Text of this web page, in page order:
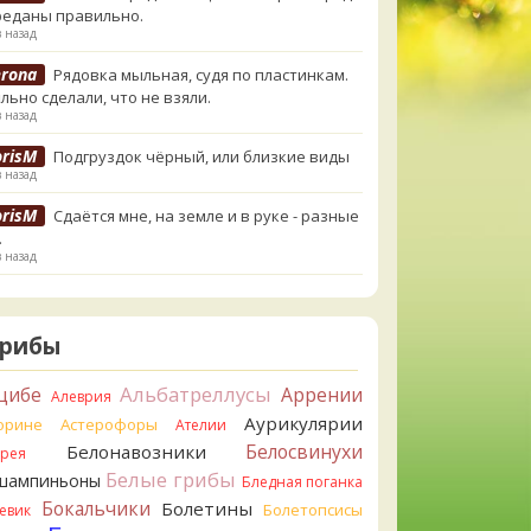
правильно.
назад
Рядовка мыльная, судя по пластинкам.
сделали, что не взяли.
назад
Подгруздок чёрный, или близкие виды
назад
Сдаётся мне, на земле и в руке - разные
назад
Вони не было, но вода и гриб при варке
желтеть. Выкинул. Большое спасибо.
назад
назад
Да. Но они не все безоговорочно
назад
В следующий раз вырвите его
Алеврия Альбатреллусы Аррении
Астерофоры Ателии Аурикулярии
Белонавозники Белосвинухи
Белые грибы Бледная поганка
Бокальчики Болетины Болетопсисы